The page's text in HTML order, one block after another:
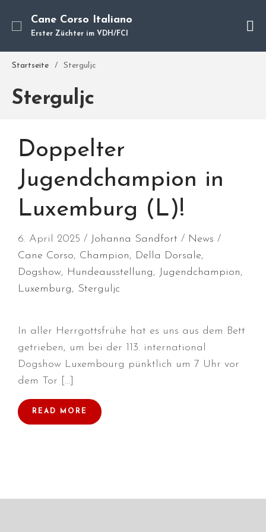
Kontakt
Blog
Durchmarsch und Urlaubsgefühle
Cane Corso Italiano
Erster Züchter im VDH/FCI
Startseite / Sterguljc
Sterguljc
Doppelter
Jugendchampion in
Luxemburg (L)!
6. April 2025 Johanna Sandfort
News
Cane Corso, Champion, Della Dorsale,
Dogshow, Hundeausstellung, Jugendchampion,
Luxemburg, Sterguljc
In aller Herrgottsfrühe hat es uns aus dem Bett
getrieben, um bei der 113. international
Dogshow Luxembourg pünktlich um 7 Uhr vor
dem Tor […]
READ MORE